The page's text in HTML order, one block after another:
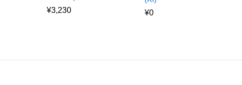
¥3,230 ¥0